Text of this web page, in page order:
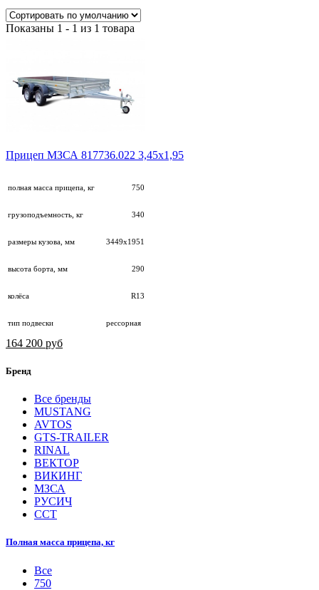
Показаны 1 - 1 из 1 товара
Прицеп МЗСА 817736.022 3,45х1,95
полная масса прицепа, кг 750
грузоподъемность, кг 340
размеры кузова, мм 3449х1951
высота борта, мм 290
колёса R13
тип подвески рессорная
164 200 руб
Бренд
Все бренды
MUSTANG
AVTOS
GTS-TRAILER
RINAL
ВЕКТОР
ВИКИНГ
МЗСА
РУСИЧ
ССТ
Полная масса прицепа, кг
Все
750